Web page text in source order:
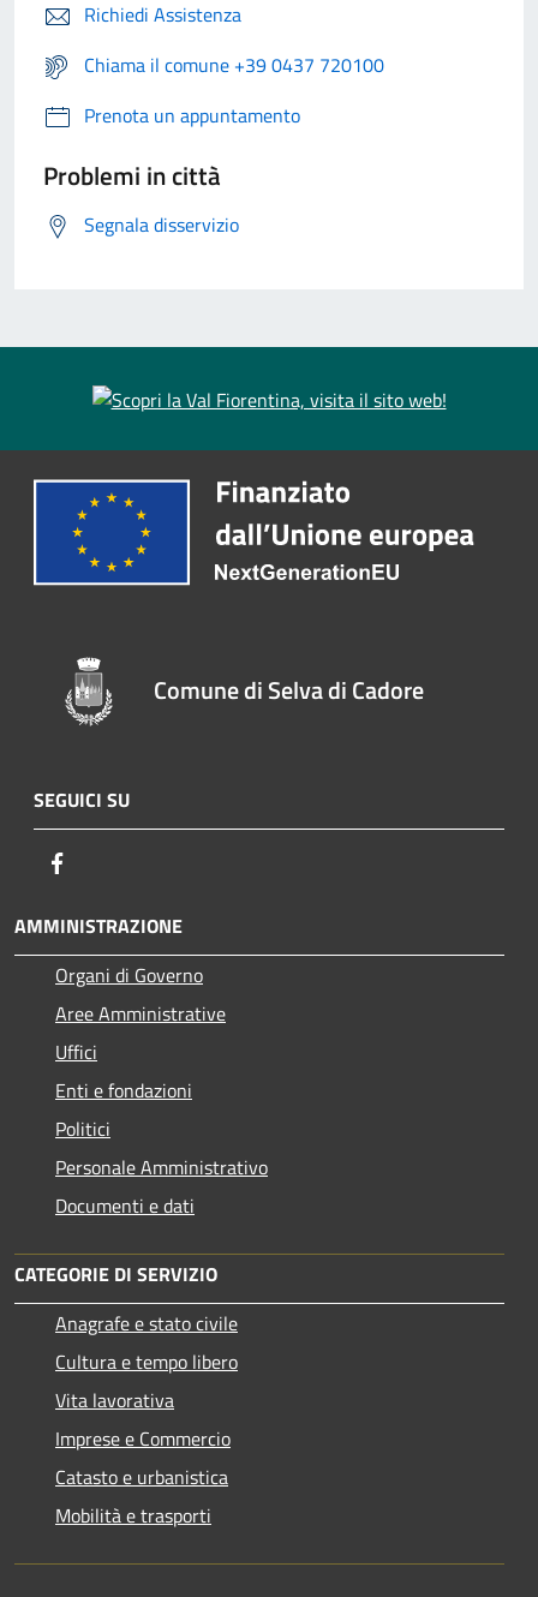
Richiedi Assistenza
Chiama il comune +39 0437 720100
Prenota un appuntamento
Problemi in città
Segnala disservizio
Comune di Selva di Cadore
SEGUICI SU
AMMINISTRAZIONE
Organi di Governo
Aree Amministrative
Uffici
Enti e fondazioni
Politici
Personale Amministrativo
Documenti e dati
CATEGORIE DI SERVIZIO
Anagrafe e stato civile
Cultura e tempo libero
Vita lavorativa
Imprese e Commercio
Catasto e urbanistica
Mobilità e trasporti